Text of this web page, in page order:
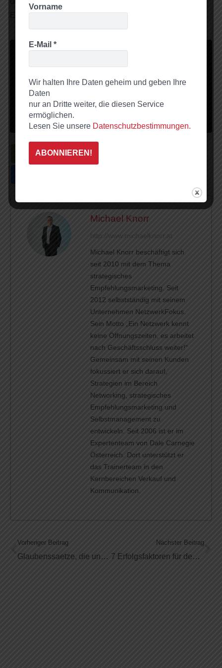
Empfehlungsmarketing einmal strategisch!
Sie sehen gerade einen Platzhalterinhalt von
den Button unten. Bitte beachten Sie, dass dabei Daten an
Inhalt entsperren
Michael Knorr
http://www.michaelknorr.at
Michael Knorr beschäftigt sich
seit 2010 mit dem Thema
strategisches
Empfehlungsmarketing. Seit
2012 selbstständig mit seinem
Unternehmen NetzwerkFokus.
Sein Motto „Ein Netzwerk kennt
keine Öffnungszeiten, es arbeitet
nach Geschäftsschluss weiter!“
Gemeinsam mit seinen Kunden
fokussiert er sich darauf,
Strategien im Bereich
Networking, strategisches
Empfehlungsmarketing und
Selbstmanagement zu
entwickeln. Seit 2006 ist er im
Expertenteam von Dale Carnegie
Österreich. Dort unterstützt er
das Trainerteam in den
Kernbereichen Verkauf und
Kommunikation.
Vorheriger Beitrag
Glaubenssaetze, die uns vom erfolgreichen Netzwerken abhalten
Nächster Beitrag
7 Erfolgsfaktoren für den Aufbau deines Netzwerks
Vorname
E-Mail *
Wir halten Ihre Daten geheim und geben Ihre
Daten
nur an Dritte weiter, die diesen Service
ermöglichen.
Lesen Sie unsere Datenschutzbestimmungen.